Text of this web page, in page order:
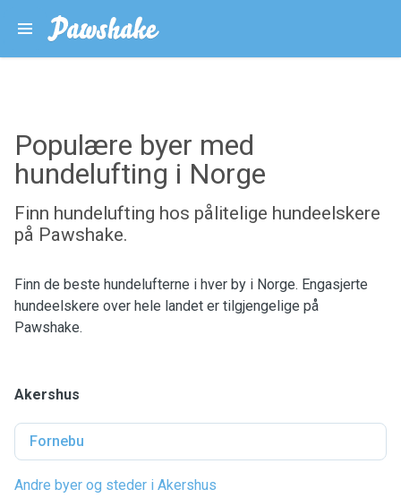
Populære byer med
hundelufting i Norge
Finn hundelufting hos pålitelige hundeelskere
på Pawshake.
Finn de beste hundelufterne i hver by i Norge. Engasjerte
hundeelskere over hele landet er tilgjengelige på
Pawshake.
Akershus
Fornebu
Andre byer og steder i Akershus